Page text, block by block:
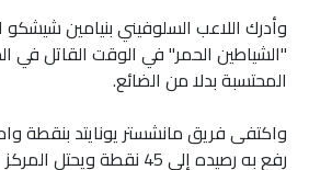
وأدرك اللاعب السلوفيني بنيامين شيشكو
"الشياطين الحمر" في الوقت القاتل في
المحتسبة بدلا من الضائع.
واكتفى فريق مانشستر يونايتد بنقطة
رفع به رصيده إلى 45 نقطة